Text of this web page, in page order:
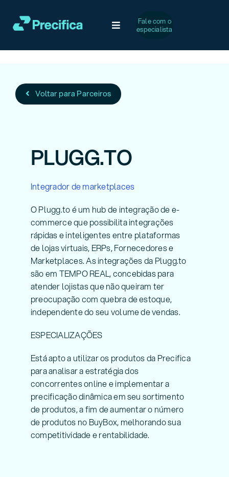
para
conteúdo
Toggle
Desafios Comuns
Casos de Sucesso
A Precifica
Conteúdo
Fale com o
especialista
Voltar para Parceiros
PLUGG.TO
Integrador de marketplaces
O Plugg.to é um hub de integração de e-
commerce que possibilita integrações
rápidas e inteligentes entre plataformas
de lojas virtuais, ERPs, Fornecedores e
Marketplaces. As integrações da Plugg.to
são em TEMPO REAL, concebidas para
atender lojistas que não queiram ter
preocupação com quebra de estoque,
independente do seu volume de vendas.
ESPECIALIZAÇÕES
Está apto a utilizar os produtos da Precifica
para analisar a estratégia dos
concorrentes online e implementar a
precificação dinâmica em seu sortimento
de produtos, a fim de aumentar o número
de produtos no BuyBox, melhorando sua
competitividade e rentabilidade.